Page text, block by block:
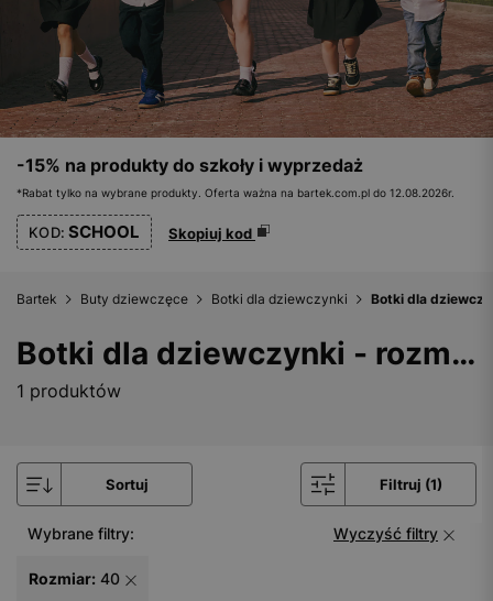
-15% na produkty do szkoły i wyprzedaż
*Rabat tylko na wybrane produkty. Oferta ważna na bartek.com.pl do 12.08.2026r.
KOD: SCHOOL Skopiuj kod
Bartek Buty dziewczęce Botki dla dziewczynki Botki dla
Botki dla dziewczynki - rozmiar 40
1 produktów
Sortuj Filtruj (1)
Wybrane filtry: Wyczyść filtry
Rozmiar: 40